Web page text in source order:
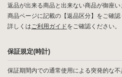
返品が出来る商品と出来ない商品が御座い
商品ページに記載の【返品区分】をご確認
詳しくはご利用ガイドをご確認ください。
保証規定(時計)
保証期間内での通常使用による突発的な